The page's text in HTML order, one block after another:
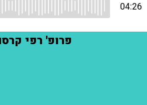
04:26
פרופ' רפי